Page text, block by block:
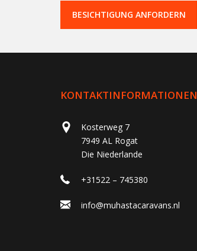
BESICHTIGUNG ANFORDERN
KONTAKTINFORMATIONEN
Kosterweg 7
7949 AL Rogat
Die Niederlande
+31522 – 745380
info@muhastacaravans.nl